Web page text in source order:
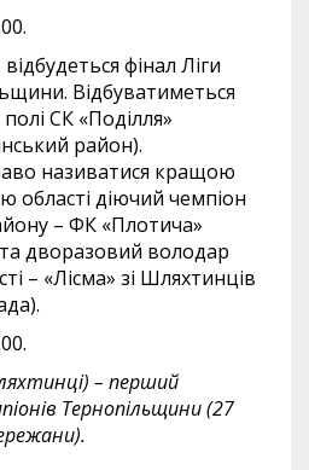
фінал Ліги
Відбуватиметься
СК «Поділля»
район).
називатися кращою
діючий чемпіон
– ФК «Плотича»
дворазовий володар
– «Лісма» зі Шляхтинців
– перший
Тернопільщини (27